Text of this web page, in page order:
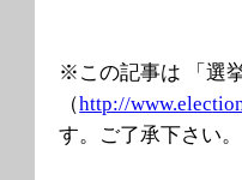
※この記事は 「選
（http://www.elec
す。ご了承下さい。